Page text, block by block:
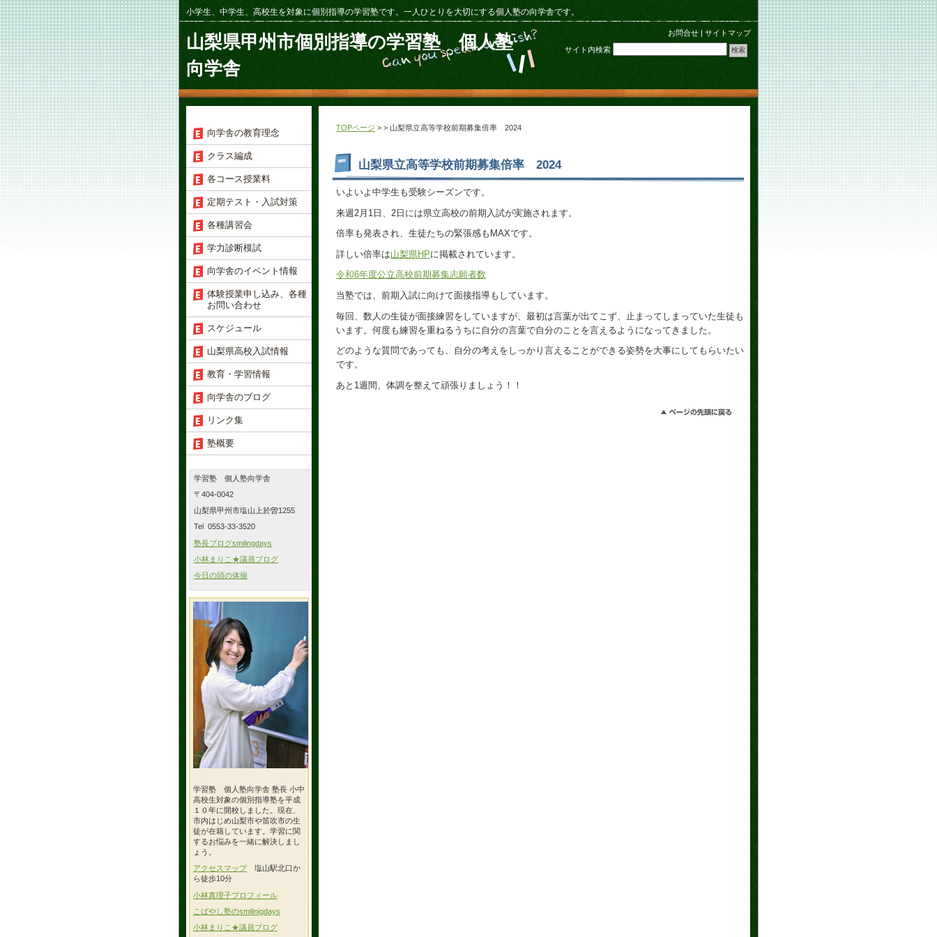
小学生、中学生、高校生を対象に個別指導の学習塾です。一人ひとりを大切にする個人塾の向学舎です。
山梨県甲州市個別指導の学習塾 個人塾
向学舎
お問合せ | サイトマップ
サイト内検索
TOPページ > > 山梨県立高等学校前期募集倍率 2024
山梨県立高等学校前期募集倍率 2024
いよいよ中学生も受験シーズンです。
来週2月1日、2日には県立高校の前期入試が実施されます。
倍率も発表され、生徒たちの緊張感もMAXです。
詳しい倍率は山梨県HPに掲載されています。
令和6年度公立高校前期募集志願者数
当塾では、前期入試に向けて面接指導もしています。
毎回、数人の生徒が面接練習をしていますが、最初は言葉が出てこず、止まってしまっていた生徒も
います。何度も練習を重ねるうちに自分の言葉で自分のことを言えるようになってきました。
どのような質問であっても、自分の考えをしっかり言えることができる姿勢を大事にしてもらいたい
です。
あと1週間、体調を整えて頑張りましょう！！
向学舎の教育理念
クラス編成
各コース授業料
定期テスト・入試対策
各種講習会
学力診断模試
向学舎のイベント情報
体験授業申し込み、各種
お問い合わせ
スケジュール
山梨県高校入試情報
教育・学習情報
向学舎のブログ
リンク集
塾概要
学習塾 個人塾向学舎
〒404-0042
山梨県甲州市塩山上於曽1255
Tel 0553-33-3520
塾長ブログsmilingdays
小林まりこ★議員ブログ
今日の頭の体操
学習塾 個人塾向学舎 塾長 小中
高校生対象の個別指導塾を平成
１０年に開校しました。現在、
市内はじめ山梨市や笛吹市の生
徒が在籍しています。学習に関
するお悩みを一緒に解決しまし
ょう。
アクセスマップ 塩山駅北口か
ら徒歩10分
小林真理子プロフィール
こばやし塾のsmilinigdays
小林まりこ★議員ブログ